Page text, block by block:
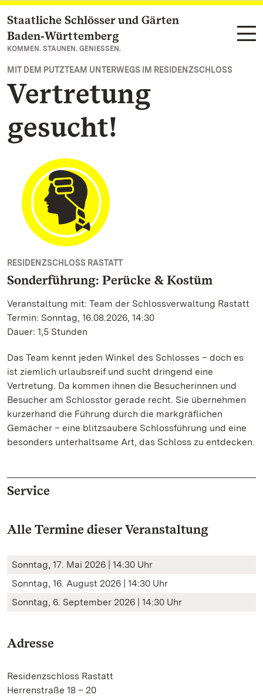
Zum Hauptinhalt springen
Staatliche Schlösser und Gärten
Baden‑Württemberg
KOMMEN. STAUNEN. GENIESSEN.
MIT DEM PUTZTEAM UNTERWEGS IM RESIDENZSCHLOSS
Vertretung
gesucht!
RESIDENZSCHLOSS RASTATT
Sonderführung: Perücke & Kostüm
Veranstaltung mit: Team der Schlossverwaltung Rastatt
Termin: Sonntag, 16.08.2026, 14:30
Dauer: 1,5 Stunden
Das Team kennt jeden Winkel des Schlosses – doch es
ist ziemlich urlaubsreif und sucht dringend eine
Vertretung. Da kommen ihnen die Besucherinnen und
Besucher am Schlosstor gerade recht. Sie übernehmen
kurzerhand die Führung durch die markgräflichen
Gemächer – eine blitzsaubere Schlossführung und eine
besonders unterhaltsame Art, das Schloss zu entdecken.
Service
Alle Termine dieser Veranstaltung
Sonntag, 17. Mai 2026 | 14:30 Uhr
Sonntag, 16. August 2026 | 14:30 Uhr
Sonntag, 6. September 2026 | 14:30 Uhr
Adresse
Residenzschloss Rastatt
Herrenstraße 18 – 20